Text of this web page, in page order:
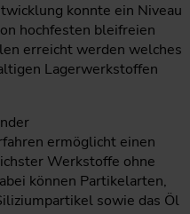
konnte ein Niveau
hochfesten bleifreien
erreicht werden welches
Lagerwerkstoffen
ermöglicht einen
Werkstoffe ohne
können Partikelarten,
sowie das Öl